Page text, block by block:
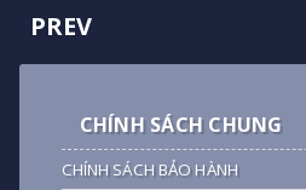
PREV
CHÍNH SÁCH CHUNG
CHÍNH SÁCH BẢO HÀNH